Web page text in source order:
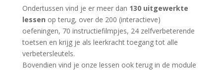
Ondertussen vind je er meer dan 130 uitgewerkte
lessen op terug, over de 200 (interactieve)
oefeningen, 70 instructiefilmpjes, 24 zelfverbeterende
toetsen en krijg je als leerkracht toegang tot alle
verbetersleutels.
Bovendien vind je onze lessen ook terug in de module